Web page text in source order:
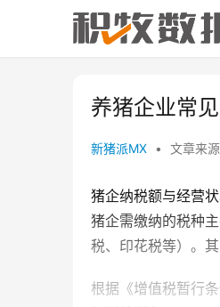
养猪企业常
新猪派MX • 文章来
猪企纳税额与经营
猪企需缴纳的税种
税、印花税等）。
根据《增值税暂行